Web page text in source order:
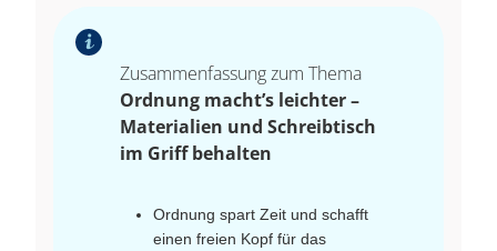
Zusammenfassung zum Thema
Ordnung macht’s leichter –
Materialien und Schreibtisch
im Griff behalten
Ordnung spart Zeit und schafft
einen freien Kopf für das